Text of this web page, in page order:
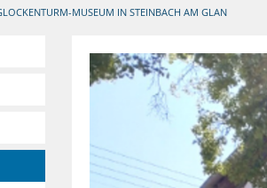
MUSEUM IN STEINBACH AM GLAN